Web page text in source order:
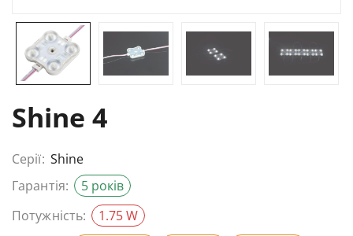
Shine 4
Серії: Shine
Гарантія:
5 років
Потужність:
1.75 W